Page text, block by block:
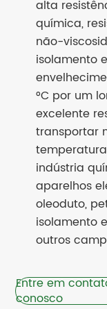
alta
química,
não-
isolamento
°C por um
excelente
transportar
indústria
aparelhos
oleoduto,
isolamento
outros
Entre em
conosco